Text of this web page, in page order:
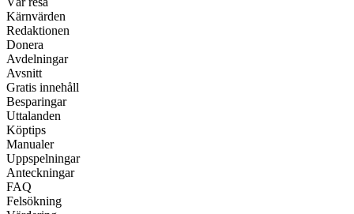
Kärnvärden
Redaktionen
Donera
Avdelningar
Avsnitt
Gratis innehåll
Besparingar
Uttalanden
Köptips
Manualer
Uppspelningar
Anteckningar
FAQ
Felsökning